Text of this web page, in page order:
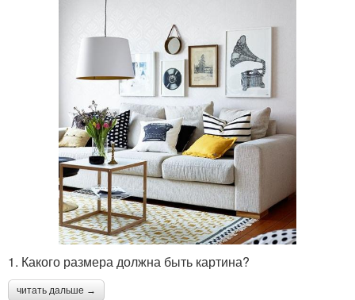
1. Какого размера должна быть картина?
читать дальше →